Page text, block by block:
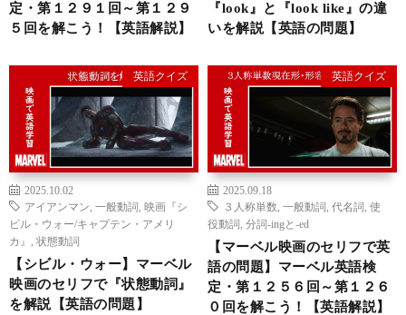
定・第１２９１回～第１２９
５回を解こう！【英語解説】
『look』と『look like』の違
いを解説【英語の問題】
英語クイズ
2025.10.02
アイアンマン 一般動詞 映画『シ
ビル・ウォー/キャプテン・アメリ
カ』
状態動詞
【シビル・ウォー】マーベル
映画のセリフで『状態動詞』
を解説【英語の問題】
英語クイズ
2025.09.18
３人称単数 一般動詞 代名詞 使
役動詞 分詞-ingと-ed
【マーベル映画のセリフで英
語の問題】マーベル英語検
定・第１２５６回～第１２６
０回を解こう！【英語解説】